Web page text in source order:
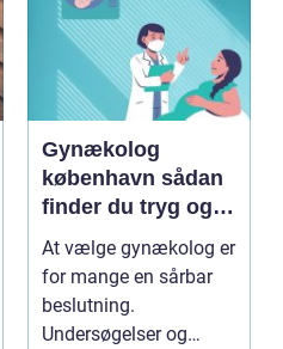
Gynækolog
københavn sådan
finder du tryg og
professionel hjælp
At vælge gynækolog er
for mange en sårbar
beslutning.
Undersøgelser og